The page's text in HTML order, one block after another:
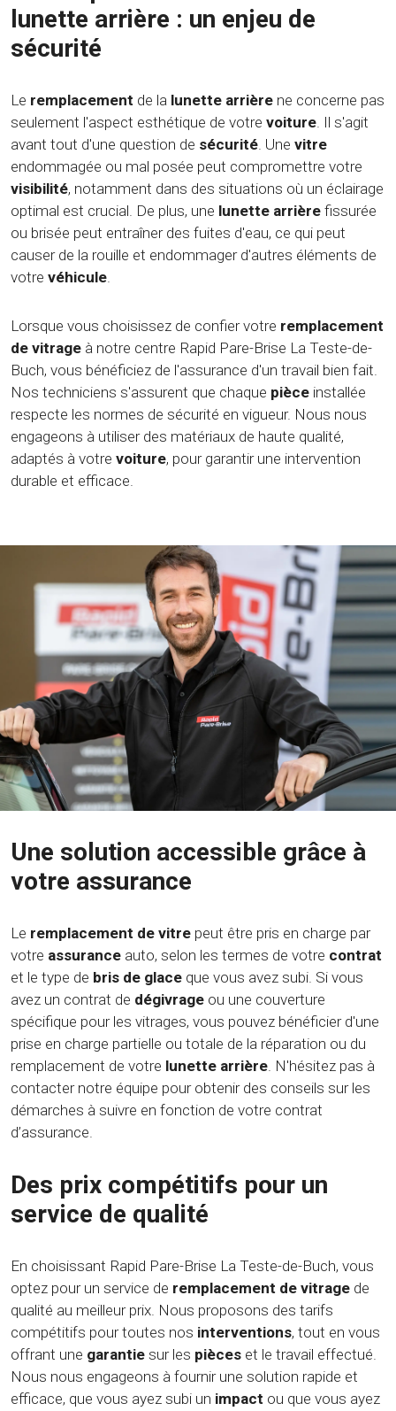
lunette arrière : un enjeu de
sécurité
Le remplacement de la lunette arrière ne concerne pas
seulement l'aspect esthétique de votre voiture. Il s'agit
avant tout d'une question de sécurité. Une vitre
endommagée ou mal posée peut compromettre votre
visibilité, notamment dans des situations où un éclairage
optimal est crucial. De plus, une lunette arrière fissurée
ou brisée peut entraîner des fuites d'eau, ce qui peut
causer de la rouille et endommager d'autres éléments de
votre véhicule.
Lorsque vous choisissez de confier votre remplacement
de vitrage à notre centre Rapid Pare-Brise La Teste-de-
Buch, vous bénéficiez de l'assurance d'un travail bien fait.
Nos techniciens s'assurent que chaque pièce installée
respecte les normes de sécurité en vigueur. Nous nous
engageons à utiliser des matériaux de haute qualité,
adaptés à votre voiture, pour garantir une intervention
durable et efficace.
Une solution accessible grâce à
votre assurance
Le remplacement de vitre peut être pris en charge par
votre assurance auto, selon les termes de votre contrat
et le type de bris de glace que vous avez subi. Si vous
avez un contrat de dégivrage ou une couverture
spécifique pour les vitrages, vous pouvez bénéficier d'une
prise en charge partielle ou totale de la réparation ou du
remplacement de votre lunette arrière. N'hésitez pas à
contacter notre équipe pour obtenir des conseils sur les
démarches à suivre en fonction de votre contrat
d’assurance.
Des prix compétitifs pour un
service de qualité
En choisissant Rapid Pare-Brise La Teste-de-Buch, vous
optez pour un service de remplacement de vitrage de
qualité au meilleur prix. Nous proposons des tarifs
compétitifs pour toutes nos interventions, tout en vous
offrant une garantie sur les pièces et le travail effectué.
Nous nous engageons à fournir une solution rapide et
efficace, que vous ayez subi un impact ou que vous ayez